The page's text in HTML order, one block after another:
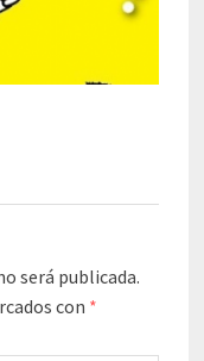
será publicada.
con *